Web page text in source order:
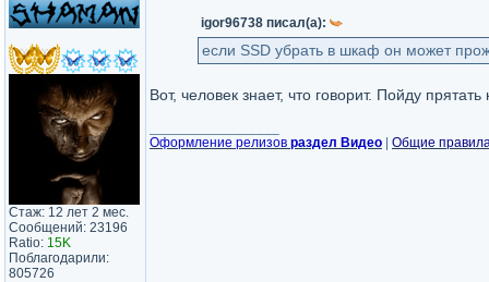
Стаж: 12 лет 2 мес.
Сообщений: 23196
Ratio: 15K
Поблагодарили:
805726
igor96738 писал(а):
если SSD убрать в шкаф он может
Вот, человек знает, что говорит. Пойду
Оформление релизов раздел Видео Общие